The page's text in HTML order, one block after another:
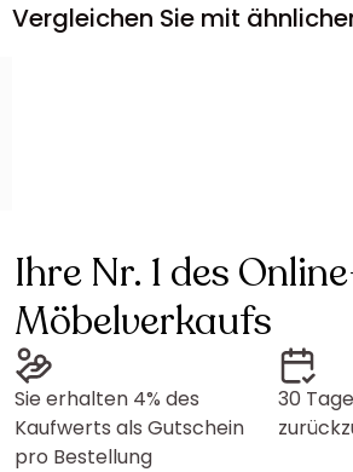
Vergleichen Sie mit
Ihre Nr. 1 des
Möbelverkaufs
Sie erhalten 4% des
Kaufwerts als Gutschein
pro Bestellung
30